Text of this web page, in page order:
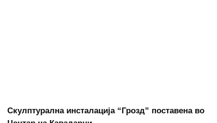
Скулптурална инсталација “Грозд” поставена во